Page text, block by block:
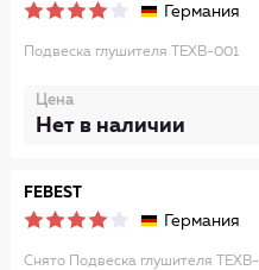
Германия
Подвеска глушителя TEXB-001
Цена
Нет в наличии
FEBEST
Германия
Снято Подвеска глушителя